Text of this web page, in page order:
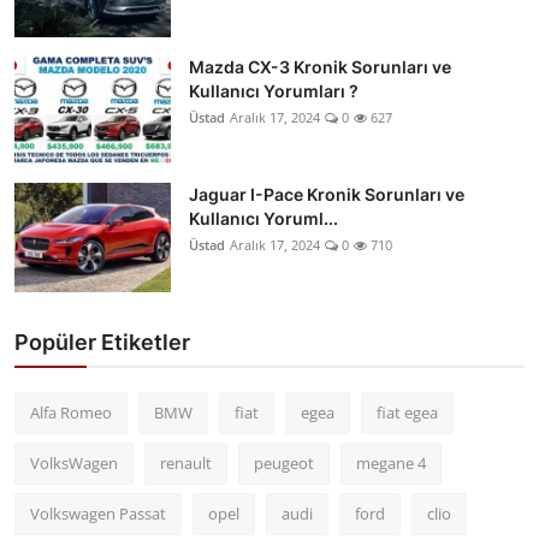
Mazda CX-3 Kronik Sorunları ve
Kullanıcı Yorumları ?
Üstad Aralık 17, 2024 0 627
Jaguar I-Pace Kronik Sorunları ve
Kullanıcı Yoruml...
Üstad Aralık 17, 2024 0 710
Popüler Etiketler
Alfa Romeo BMW fiat egea fiat egea
VolksWagen renault peugeot megane 4
Volkswagen Passat opel audi ford clio